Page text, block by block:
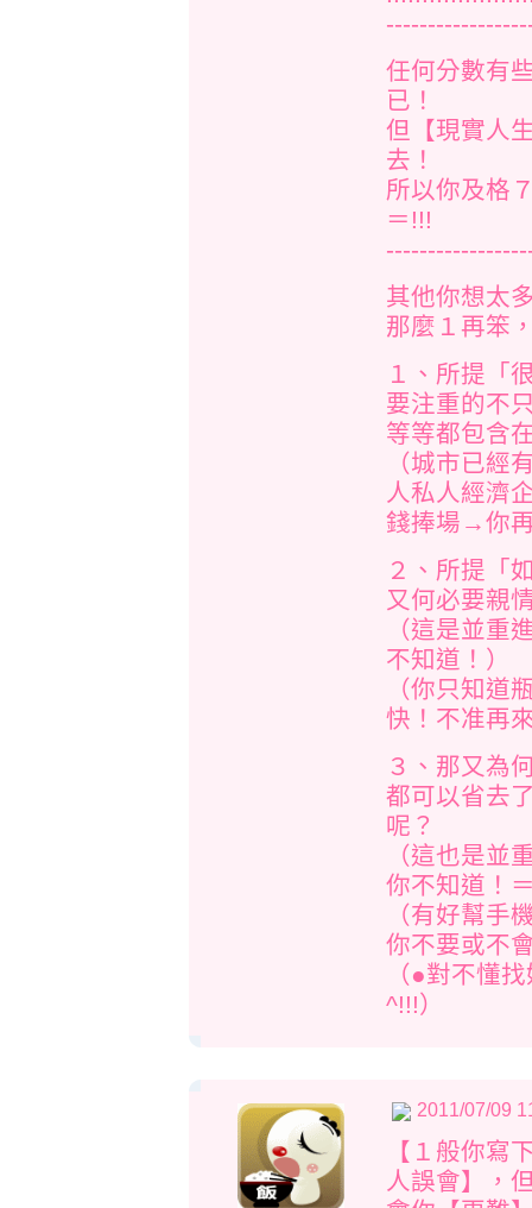
任何分數有
已！
但【現實人
去！
所以你及格
＝!!!
其他你想太
那麼１再笨
１、所提「
要注重的不
等等都包含
（城市已經
人私人經濟
錢捧場→你
２、所提「
又何必要親
（這是並重
不知道！）
（你只知道
快！不准再
３、那又為
都可以省去
呢？
（這也是並
你不知道！
（有好幫手
你不要或不
（●對不懂
^!!!）
2011/07/09
【１般你寫
人誤會】，